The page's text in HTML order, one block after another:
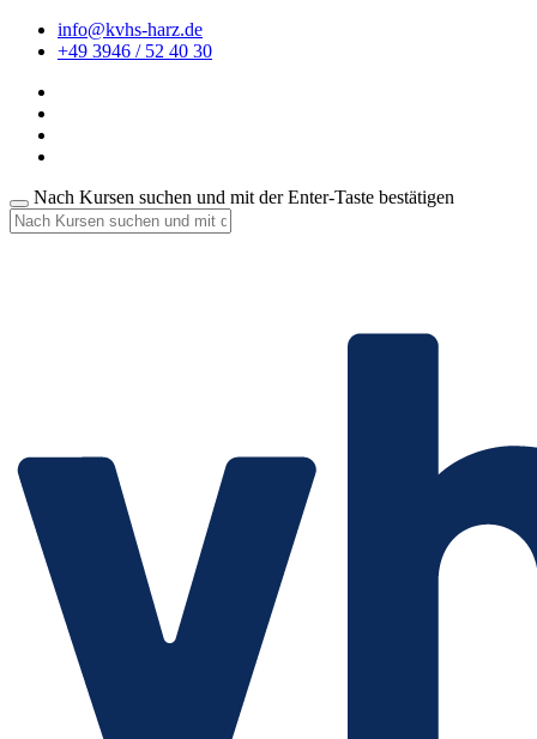
info@kvhs-harz.de
+49 3946 / 52 40 30
Nach Kursen suchen und mit der Enter-Taste bestätigen